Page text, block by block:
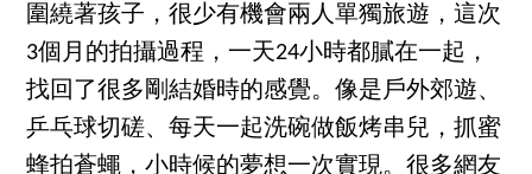
圍繞著孩子，很少有機會兩人單獨旅遊，這次
3個月的拍攝過程，一天24小時都膩在一起，
找回了很多剛結婚時的感覺。像是戶外郊遊、
乒乓球切磋、每天一起洗碗做飯烤串兒，抓蜜
蜂拍蒼蠅，小時候的夢想一次實現。很多網友